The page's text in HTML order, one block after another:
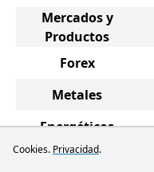
Mercados y
Productos
Forex
Metales
Energéticos
Productos blandos
Cookies. Privacidad.